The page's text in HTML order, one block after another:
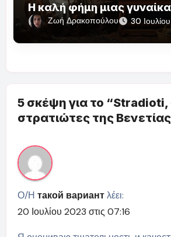
Η καλή φήμη μιας
Ζωή Δρακοπούλου 30
5 σκέψη για το “Stradioti,
στρατιώτες της
Ο/Η такой вариант λέει:
20 Ιουλίου 2023 στις 07:16